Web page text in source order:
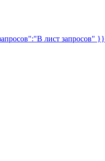
лист запросов" }}